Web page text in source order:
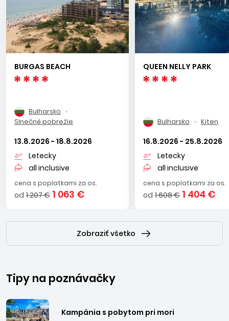
BURGAS BEACH
Bulharsko
Slnečné pobrežie
13.8.2026 - 18.8.2026
Letecky
all inclusive
cena s poplatkami za os.
od 1 207 € 1 063 €
QUEEN NELLY PARK
Bulharsko Kiten
16.8.2026 - 25.8.2026
Letecky
all inclusive
cena s poplatkami za os.
od 1 608 € 1 404 €
Zobraziť všetko
Tipy na poznávačky
Kampánia s pobytom pri mori